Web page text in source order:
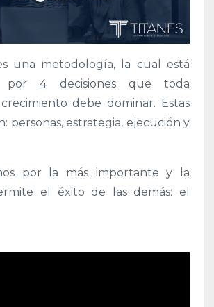
una metodología, la cual está
por 4 decisiones que toda
debe dominar. Estas
personas, estrategia, ejecución y
por la más importante y la
el éxito de las demás: el